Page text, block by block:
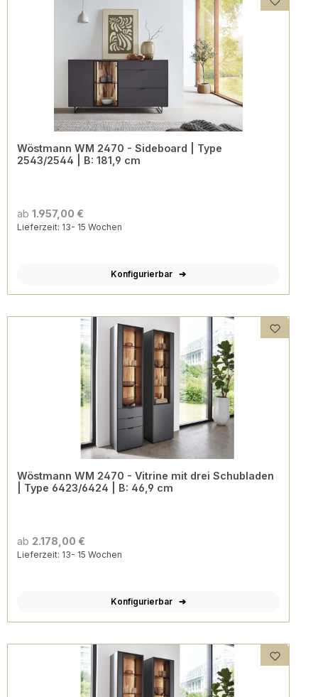
Wöstmann WM 2470 - Sideboard | Type
2543/2544 | B: 181,9 cm
ab 1.957,00 €
Lieferzeit: 13- 15 Wochen
Konfigurierbar
Wöstmann WM 2470 - Vitrine mit drei Schubladen
| Type 6423/6424 | B: 46,9 cm
ab 2.178,00 €
Lieferzeit: 13- 15 Wochen
Konfigurierbar